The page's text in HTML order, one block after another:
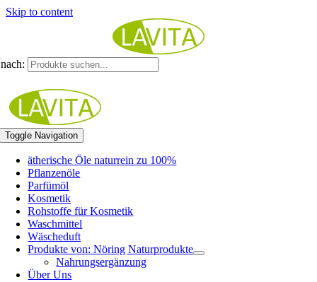
Skip to content
Toggle Navigation
ätherische Öle naturrein zu 100%
Pflanzenöle
Parfümöl
Kosmetik
Rohstoffe für Kosmetik
Waschmittel
Wäscheduft
Produkte von: Nöring Naturprodukte
Nahrungsergänzung
Über Uns